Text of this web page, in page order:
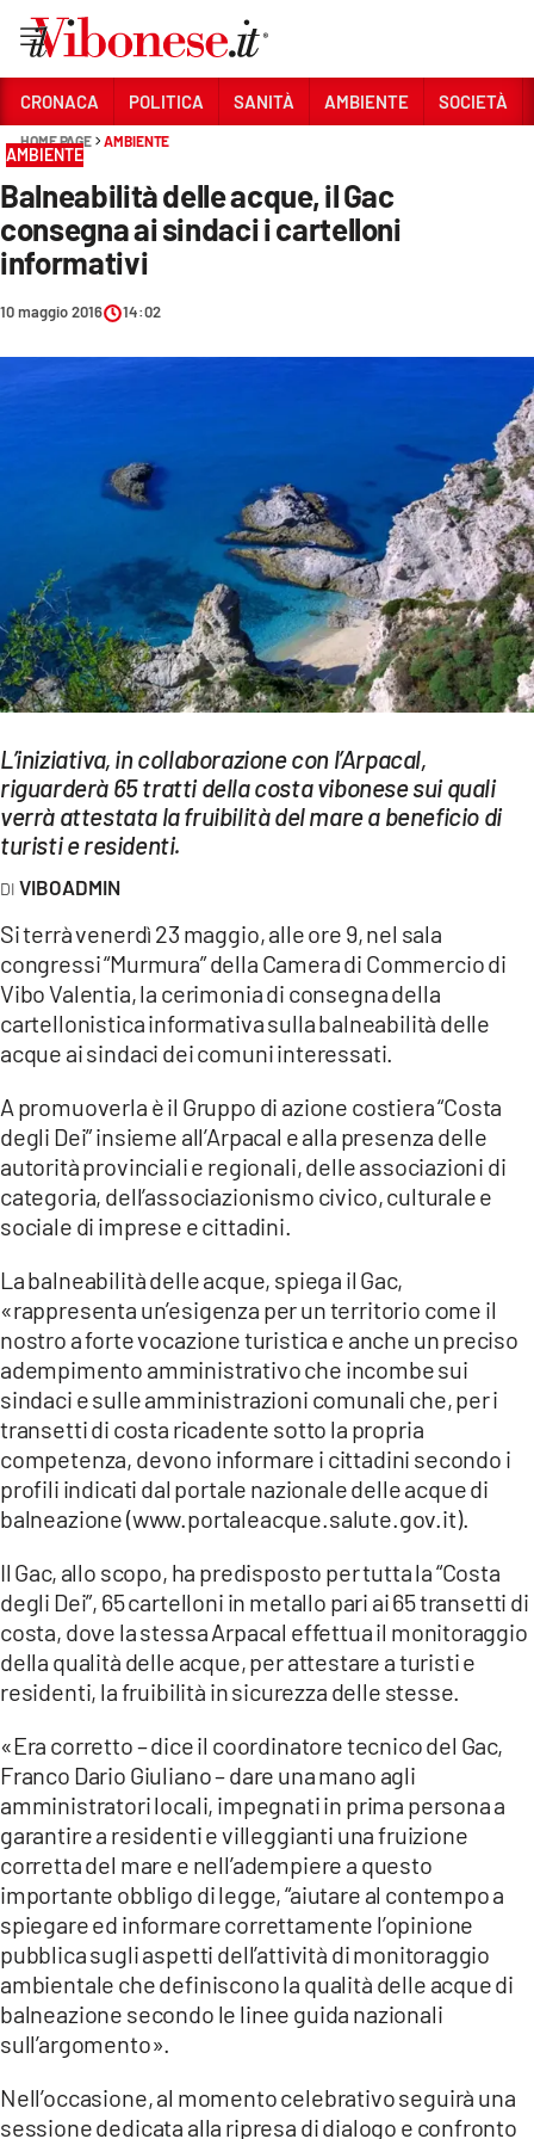
Sezioni
CRONACA
POLITICA
ECONOMIA E LAVORO
SPORT
Streaming
LAC TV
LAC NETWORK
LAC ONAIR
LaC
LACPLAY.IT
LACTV.IT
LACONAIR.IT
LACITYMAG.IT
ILREGGINO.IT
COSENZACHANNEL.IT
CATANZAROCHANNEL.IT
LACAPITALENEWS.IT
App
ANDROID
APPLE
CRONACA POLITICA SANITÀ AMBIENTE SOCIETÀ
HOME PAGE AMBIENTE
AMBIENTE
Balneabilità delle acque, il Gac
consegna ai sindaci i cartelloni
informativi
10 maggio 2016 14:02
L’iniziativa, in collaborazione con l’Arpacal,
riguarderà 65 tratti della costa vibonese sui quali
verrà attestata la fruibilità del mare a beneficio di
turisti e residenti.
VIBOADMIN
Si terrà venerdì 23 maggio, alle ore 9, nel sala
congressi “Murmura” della Camera di Commercio di
Vibo Valentia, la cerimonia di consegna della
cartellonistica informativa sulla balneabilità delle
acque ai sindaci dei comuni interessati.
A promuoverla è il Gruppo di azione costiera “Costa
degli Dei” insieme all’Arpacal e alla presenza delle
autorità provinciali e regionali, delle associazioni di
categoria, dell’associazionismo civico, culturale e
sociale di imprese e cittadini.
La balneabilità delle acque, spiega il Gac,
«rappresenta un’esigenza per un territorio come il
nostro a forte vocazione turistica e anche un preciso
adempimento amministrativo che incombe sui
sindaci e sulle amministrazioni comunali che, per i
transetti di costa ricadente sotto la propria
competenza, devono informare i cittadini secondo i
profili indicati dal portale nazionale delle acque di
balneazione (www.portaleacque.salute.gov.it).
Il Gac, allo scopo, ha predisposto per tutta la “Costa
degli Dei”, 65 cartelloni in metallo pari ai 65 transetti di
costa, dove la stessa Arpacal effettua il monitoraggio
della qualità delle acque, per attestare a turisti e
residenti, la fruibilità in sicurezza delle stesse.
«Era corretto – dice il coordinatore tecnico del Gac,
Franco Dario Giuliano – dare una mano agli
amministratori locali, impegnati in prima persona a
garantire a residenti e villeggianti una fruizione
corretta del mare e nell’adempiere a questo
importante obbligo di legge, “aiutare al contempo a
spiegare ed informare correttamente l’opinione
pubblica sugli aspetti dell’attività di monitoraggio
ambientale che definiscono la qualità delle acque di
balneazione secondo le linee guida nazionali
sull’argomento».
Nell’occasione, al momento celebrativo seguirà una
sessione dedicata alla ripresa di dialogo e confronto